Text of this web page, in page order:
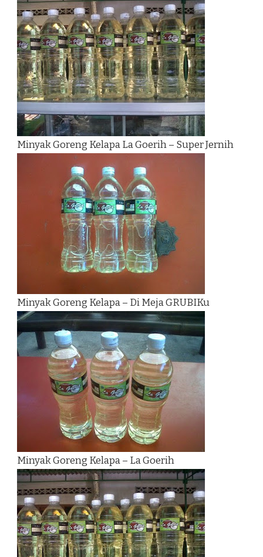
Minyak Goreng Kelapa La Goerih – Super Jernih
Minyak Goreng Kelapa – Di Meja GRUBIKu
Minyak Goreng Kelapa – La Goerih